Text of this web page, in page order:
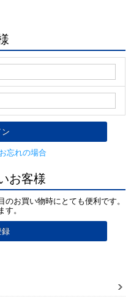
忘れの場合
お客様
お買い物時にとても便利です。
。